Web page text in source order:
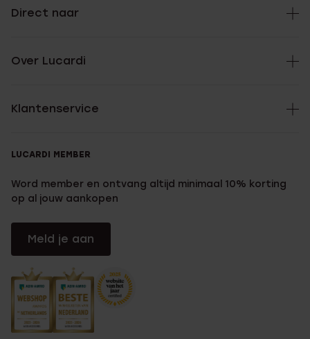
Direct naar
Over Lucardi
Klantenservice
LUCARDI MEMBER
Word member en ontvang altijd minimaal 10% korting
op al jouw aankopen
Meld je aan